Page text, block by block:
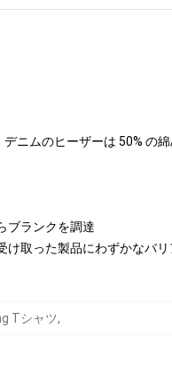
ニムのヒーザーは 50% の
ブランクを調達
け取った製品にわずかなバ
Tシャツ,